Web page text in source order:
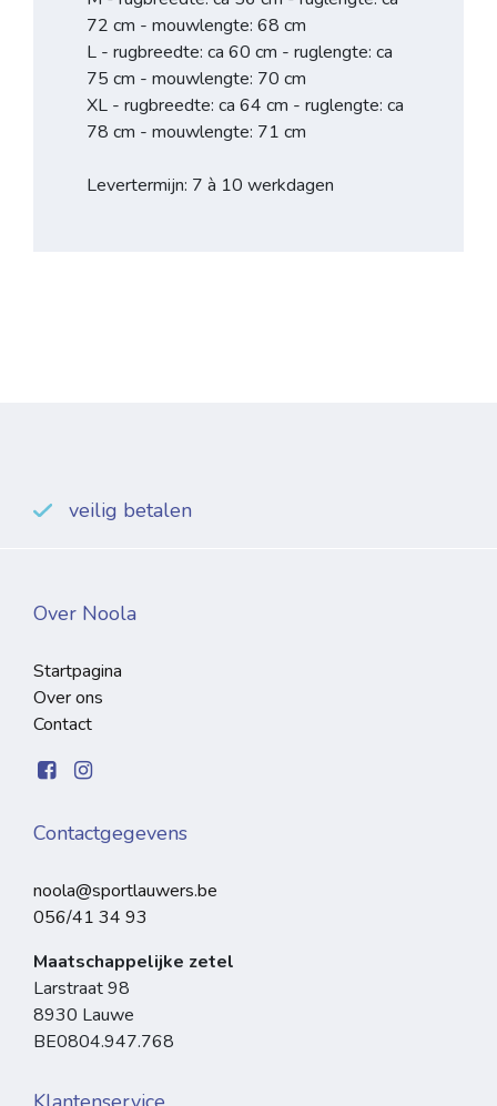
72 cm - mouwlengte: 68 cm
L - rugbreedte: ca 60 cm - ruglengte: ca
75 cm - mouwlengte: 70 cm
XL - rugbreedte: ca 64 cm - ruglengte: ca
78 cm - mouwlengte: 71 cm
Levertermijn: 7 à 10 werkdagen
veilig betalen
Over Noola
Startpagina
Over ons
Contact
Contactgegevens
noola@sportlauwers.be
056/41 34 93
Maatschappelijke zetel
Larstraat 98
8930 Lauwe
BE0804.947.768